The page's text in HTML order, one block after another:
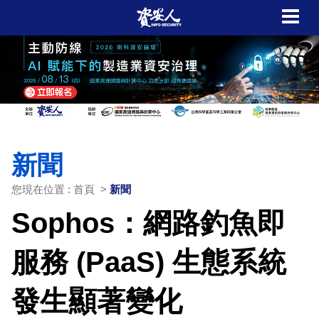
新聞
您現在位置 : 首頁 > 新聞
Sophos：網路釣魚即
服務 (PaaS) 生態系統
發生顯著變化